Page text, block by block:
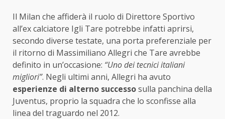
Il Milan che affiderà il ruolo di Direttore Sportivo
all’ex calciatore Igli Tare potrebbe infatti aprirsi,
secondo diverse testate, una porta preferenziale per
il ritorno di Massimiliano Allegri che Tare avrebbe
definito in un’occasione: “Uno dei tecnici italiani
migliori”. Negli ultimi anni, Allegri ha avuto
esperienze di alterno successosulla panchina della
Juventus, proprio la squadra che lo sconfisse alla
linea del traguardo nel 2012.